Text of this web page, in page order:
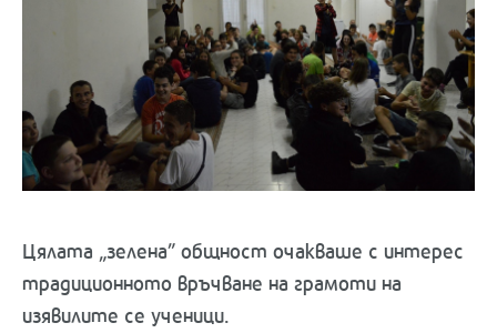
Цялата „зелена” общност очакваше с интерес
традиционното връчване на грамоти на
изявилите се ученици.